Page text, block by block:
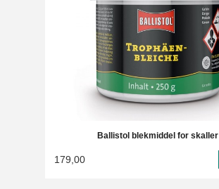
Ballistol blekmiddel for skaller
179,00